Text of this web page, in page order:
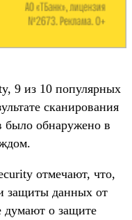
9 из 10 популярных
сканирования
было обнаружено в
отмечают, что,
защиты данных от
думают о защите